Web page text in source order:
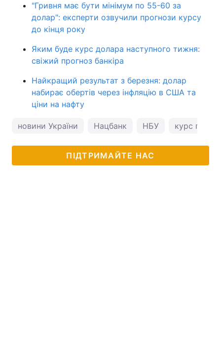
"Гривня має бути мінімум по 55-60 за
долар": експерти озвучили прогнози курсу
до кінця року
Яким буде курс долара наступного тижня:
свіжий прогноз банкіра
Найкращий результат з березня: долар
набирає обертів через інфляцію в США та
ціни на нафту
новини України Нацбанк НБУ курс гривні
ПІДТРИМАЙТЕ НАС